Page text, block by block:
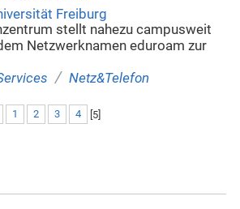
Freiburg
stellt nahezu campusweit
Netzwerknamen eduroam zur
/ Netz&Telefon
1 2 3 4 [5]